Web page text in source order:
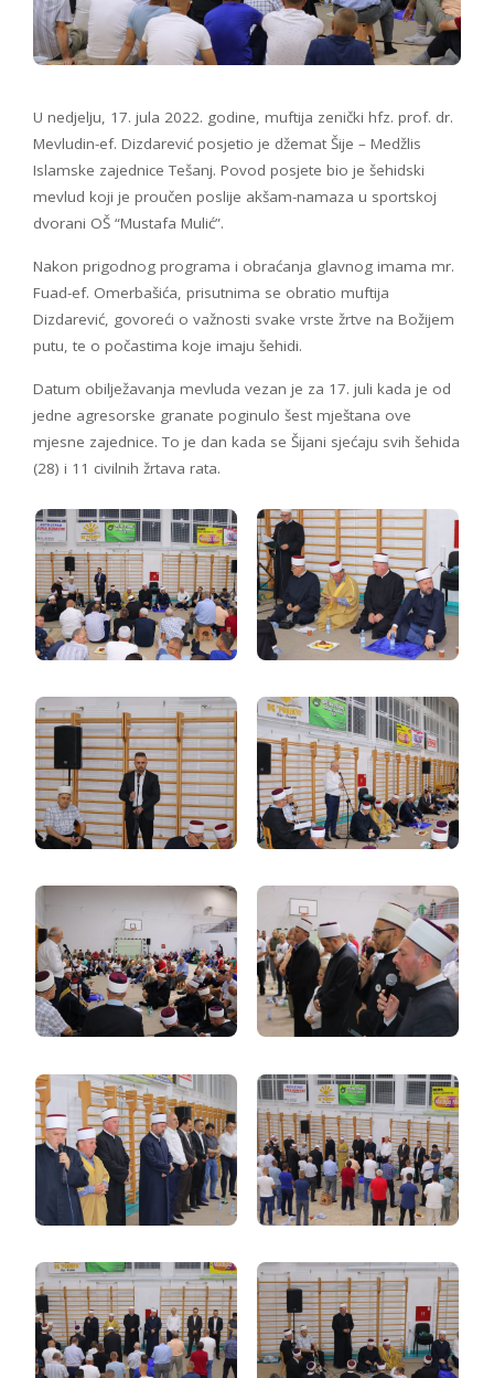
U nedjelju, 17. jula 2022. godine, muftija zenički hfz. prof. dr.
Mevludin-ef. Dizdarević posjetio je džemat Šije – Medžlis
Islamske zajednice Tešanj. Povod posjete bio je šehidski
mevlud koji je proučen poslije akšam-namaza u sportskoj
dvorani OŠ “Mustafa Mulić”.
Nakon prigodnog programa i obraćanja glavnog imama mr.
Fuad-ef. Omerbašića, prisutnima se obratio muftija
Dizdarević, govoreći o važnosti svake vrste žrtve na Božijem
putu, te o počastima koje imaju šehidi.
Datum obilježavanja mevluda vezan je za 17. juli kada je od
jedne agresorske granate poginulo šest mještana ove
mjesne zajednice. To je dan kada se Šijani sjećaju svih šehida
(28) i 11 civilnih žrtava rata.